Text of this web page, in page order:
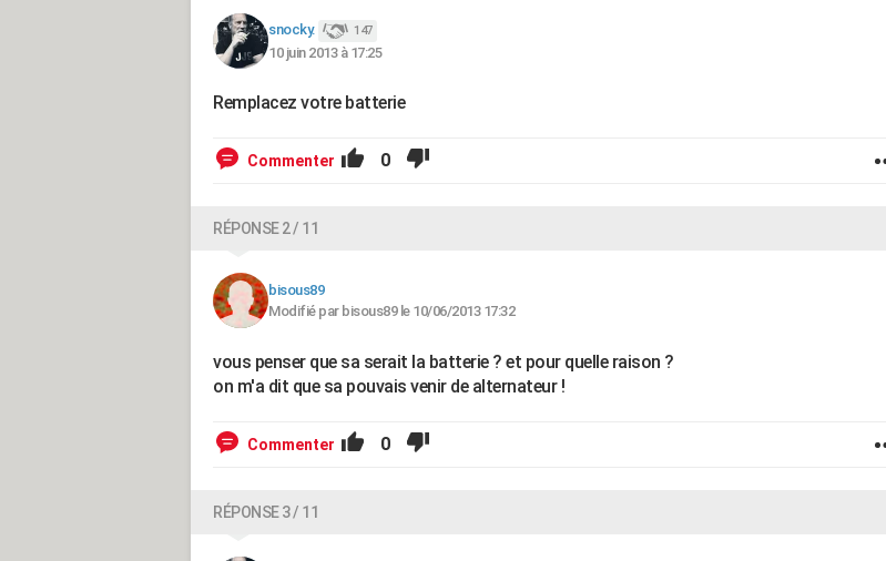
snocky. 147
10 juin 2013 à 17:25
Remplacez votre batterie
Commenter 0
RÉPONSE 2 / 11
bisous89
Modifié par bisous89 le 10/06/2013 17:32
vous penser que sa serait la batterie ? et pour quelle raison ?
on m'a dit que sa pouvais venir de alternateur !
Commenter 0
RÉPONSE 3 / 11